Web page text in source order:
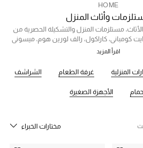
HOME
وأثاث المنزل
مستلزمات المنزل والتشكيلة الحصرية من
كومباني، كاراكول، رالف لورين هوم، ميسوني
سواء كنتم تبحثون عن أثاث منزلي أنيق، ديكور
تحتاجونه لدينا.
اقرأ المزيد
المنزلية غرفة الطعام الشراشف
الأجهزة الصغيرة
مختارات الخبراء